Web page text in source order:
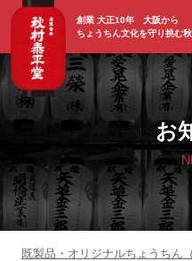
創業 大正10年 大阪から
ちょうちん文化を守り挑む
ホーム
提灯一覧
お
既製品・オリジナルちょうちん